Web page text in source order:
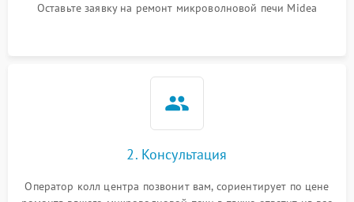
Оставьте заявку на ремонт микроволновой печи Midea
2. Консультация
Оператор колл центра позвонит вам, сориентирует по цене